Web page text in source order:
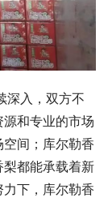
深入，双方不
和专业的市场
间；库尔勒香
都能承载着新
下，库尔勒香